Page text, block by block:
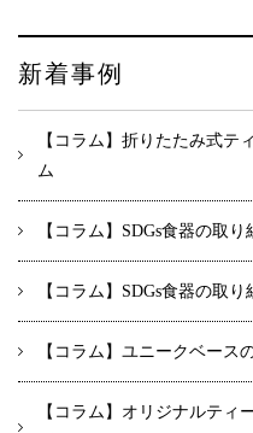
新着事例
【コラム】折りたたみ式テ
ム
【コラム】SDGs食器の取
【コラム】SDGs食器の取
【コラム】ユニークベース
【コラム】オリジナルテ